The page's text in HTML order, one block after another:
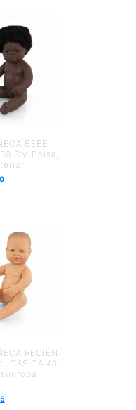
BEBÉ
CM Bolsa,
RECIÉN
40
ropa